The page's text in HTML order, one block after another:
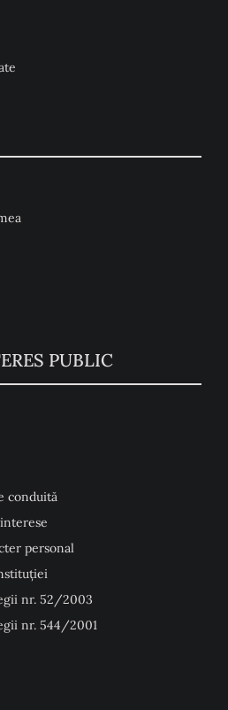
PUBLIC
conduită
personal
nr. 52/2003
nr. 544/2001